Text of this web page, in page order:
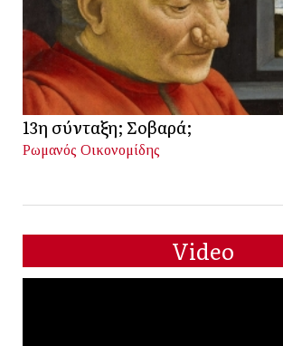
13η σύνταξη; Σοβαρά;
Ρωμανός Οικονομίδης
Video